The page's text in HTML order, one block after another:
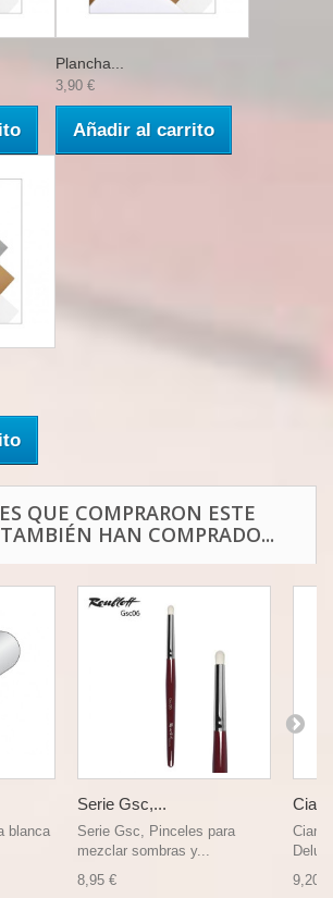
Plancha...
3,90 €
Añadir al carrito
QUE COMPRARON ESTE
HAN COMPRADO...
blanca
Serie Gsc,...
Serie Gsc, Pinceles para
mezclar sombras y...
8,95 €
9,20 €